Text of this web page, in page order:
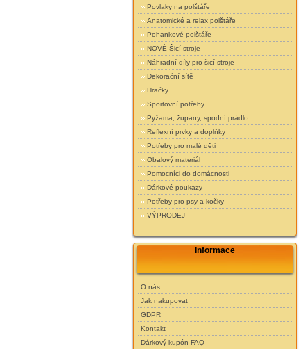
Povlaky na polštáře
Anatomické a relax polštáře
Pohankové polštáře
NOVÉ Šicí stroje
Náhradní díly pro šicí stroje
Dekorační sítě
Hračky
Sportovní potřeby
Pyžama, župany, spodní prádlo
Reflexní prvky a doplňky
Potřeby pro malé děti
Obalový materiál
Pomocníci do domácnosti
Dárkové poukazy
Potřeby pro psy a kočky
VÝPRODEJ
Informace
O nás
Jak nakupovat
GDPR
Kontakt
Dárkový kupón FAQ